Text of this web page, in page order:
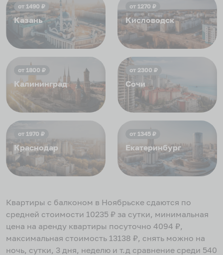
от 1490 ₽
Казань
от 1270 ₽
Кисловодск
от 1800 ₽
Калининград
от 2300 ₽
Сочи
от 1970 ₽
Краснодар
от 1345₽
Екатеринбург
Квартиры с балконом в Ноябрьске сдаются по
средней стоимости 10235 ₽ за сутки, минимальная
цена на аренду квартиры посуточно 4094 ₽,
максимальная стоимость 13138 ₽, снять можно на
ночь, сутки, 3 дня, неделю и т.д сравнение среди 540